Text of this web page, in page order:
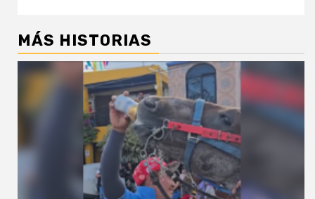
MÁS HISTORIAS